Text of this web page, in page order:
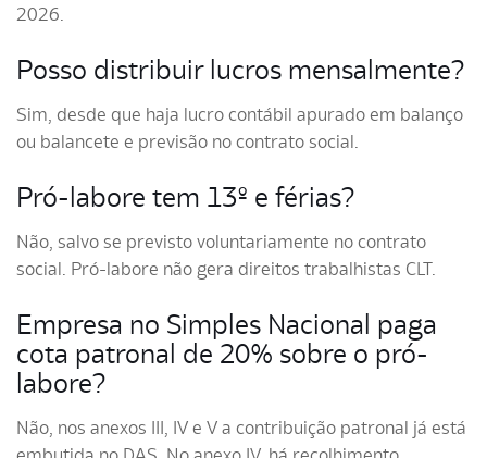
2026.
Posso distribuir lucros mensalmente?
Sim, desde que haja lucro contábil apurado em balanço
ou balancete e previsão no contrato social.
Pró-labore tem 13º e férias?
Não, salvo se previsto voluntariamente no contrato
social. Pró-labore não gera direitos trabalhistas CLT.
Empresa no Simples Nacional paga
cota patronal de 20% sobre o pró-
labore?
Não, nos anexos III, IV e V a contribuição patronal já está